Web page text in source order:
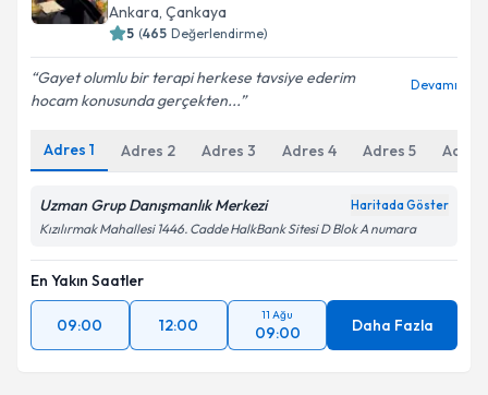
Kişisel verilerimin işlenmesine ilişkinAydınlatma
Metni'ni okudum ve kişisel verilerimin belirtilen
kapsamda işlenmesini kabul ediyorum.
Takvim Talebini Gönder
Ankara, Çankaya
5 (465 Değerlendirme)
Gayet olumlu bir terapi herkese tavsiye ederim
hocam konusunda gerçekten...
Devamı
Adres 1 Adres 2 Adres 3 Adres 4 Adres 5 Adres
Uzman Grup Danışmanlık Merkezi Haritada Göster
Kızılırmak Mahallesi 1446. Cadde HalkBank Sitesi D Blok A numara
En Yakın Saatler
09:00 12:00
11 Ağu
09:00 Daha Fazla